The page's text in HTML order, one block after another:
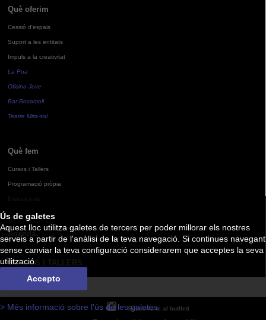
Ús de galetes
Aquest lloc utilitza galetes de tercers per poder millorar els nostres
serveis a partir de l'anàlisi de la teva navegació. Si continues navegant
sense canviar la teva configuració considerarem que acceptes la seva
utilització.
Accepto
> Més informació sobre l'ús de les galetes
Què oferim
Cessió d'espais
Suport a les entitats
Impuls a la creativitat
La Pua
Oficina Jove
Bar Bocamoll
Teatre Mira-sol
Què fem
Cursos i Tallers
Programació pròpia
Agenda
CURSOS I TALLERS
Subscriu-te al butlletí